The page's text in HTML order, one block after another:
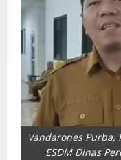
Vandarones Purba,
ESDM Dinas